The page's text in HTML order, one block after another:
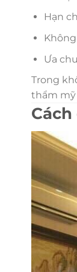
Hạn
Ưa
Trong
thẩm mỹ